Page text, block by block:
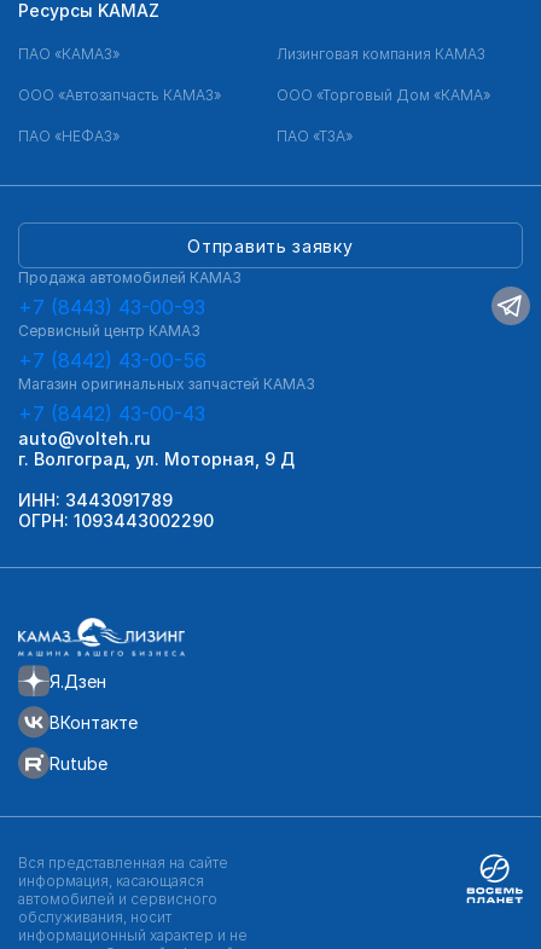
Я.Дзен
ВКонтакте
Rutube
Отправить заявку
Продажа автомобилей КАМАЗ
+7 (8443) 43-00-93
Сервисный центр КАМАЗ
+7 (8442) 43-00-56
Магазин оригинальных запчастей КАМАЗ
+7 (8442) 43-00-43
auto@volteh.ru
г. Волгоград, ул. Моторная, 9 Д
ИНН: 3443091789
ОГРН: 1093443002290
Ресурсы KAMAZ
ПАО «КАМАЗ» Лизинговая компания КАМАЗ
ООО «Автозапчасть КАМАЗ» ООО «Торговый Дом «КАМА»
ПАО «НЕФАЗ» ПАО «ТЗА»
Вся представленная на сайте
информация, касающаяся
автомобилей и сервисного
обслуживания, носит
информационный характер и не